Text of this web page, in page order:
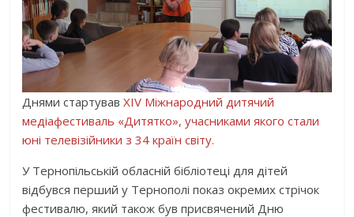
Днями стартувавXIV Міжнародний дитячий
медіафестиваль «Дитятко», учасниками якого стали
юні телевізійники з 34 країн світу.
У Тернопільській обласній бібліотеці для дітей
відбувся перший у Тернополі показ окремих стрічок
фестивалю, який також був присвячений Дню